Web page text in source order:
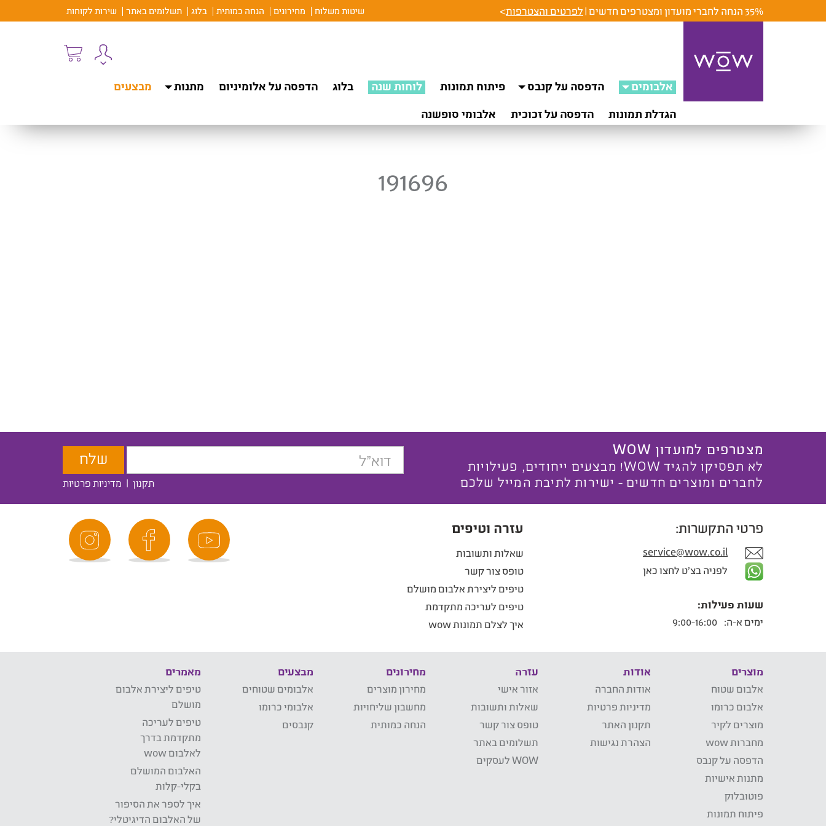
35% הנחה לחברי מועדון ומצטרפים חדשים | לפרטים והצטרפות> שיטות משלוח מחירונים הנחה כמותית בלוג תשלומים באתר שירות לקוחות
אלבומים הדפסה על קנבס פיתוח תמונות לוחות שנה בלוג הדפסה על אלומיניום מתנות
מבצעים
הגדלת תמונות
הדפסה על זכוכית אלבומי סופשנה
191696
מצטרפים למועדון WOW
לא תפסיקו להגיד WOW! מבצעים ייחודים, פעילויות
לחברים ומוצרים חדשים - ישירות לתיבת המייל שלכם
תקנון | מדיניות פרטיות
פרטי התקשרות:
service@wow.co.il
לפניה בצ'ט לחצו כאן
שעות פעילות:
ימים א-ה:
עזרה וטיפים
שאלות ותשובות
טופס צור קשר
טיפים ליצירת אלבום מושלם
טיפים לעריכה מתקדמת
איך לצלם תמונות wow
מוצרים
אלבום שטוח
אלבום כרומו
מוצרים לקיר
מחברות wow
הדפסה על קנבס
מתנות אישיות
פוטובלוק
פיתוח תמונות
אודות
אודות החברה
מדיניות פרטיות
תקנון האתר
הצהרת נגישות
עזרה
אזור אישי
שאלות ותשובות
טופס צור קשר
תשלומים באתר
WOW לעסקים
מחירונים
מחירון מוצרים
מחשבון שליחויות
הנחה כמותית
מבצעים
אלבומים שטוחים
אלבומי כרומו
קנבסים
מאמרים
טיפים ליצירת אלבום
מושלם
טיפים לעריכה
מתקדמת בדרך
לאלבום wow
האלבום המושלם
בקלי-קלות
איך לספר את הסיפור
של האלבום הדיגיטלי?